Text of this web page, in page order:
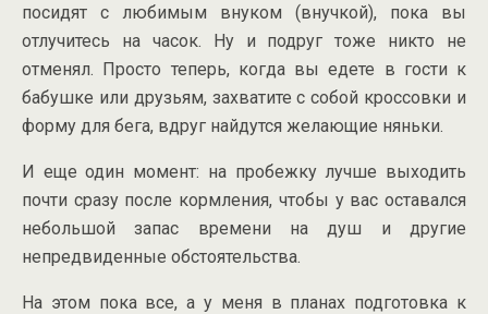
посидят с любимым внуком (внучкой), пока вы
отлучитесь на часок. Ну и подруг тоже никто не
отменял. Просто теперь, когда вы едете в гости к
бабушке или друзьям, захватите с собой кроссовки и
форму для бега, вдруг найдутся желающие няньки.
И еще один момент: на пробежку лучше выходить
почти сразу после кормления, чтобы у вас оставался
небольшой запас времени на душ и другие
непредвиденные обстоятельства.
На этом пока все, а у меня в планах подготовка к